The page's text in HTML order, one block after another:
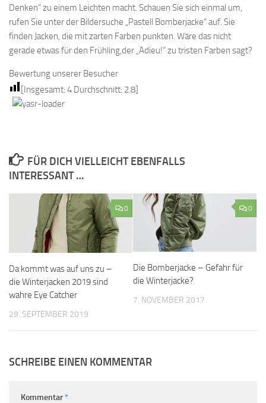
Denken“ zu einem Leichten macht. Schauen Sie sich einmal um,
rufen Sie unter der Bildersuche „Pastell Bomberjacke“ auf. Sie
finden Jacken, die mit zarten Farben punkten. Wäre das nicht
gerade etwas für den Frühling,der „Adieu!“ zu tristen Farben sagt?
Bewertung unserer Besucher
[Insgesamt: 4 Durchschnitt: 2.8
FÜR DICH VIELLEICHT EBENFALLS
INTERESSANT …
0
Da kommt was auf uns zu –
die Winterjacken 2019 sind
wahre Eye Catcher
29. SEPTEMBER 2019
0
Die Bomberjacke – Gefahr für
die Winterjacke?
7. NOVEMBER 2017
SCHREIBE EINEN KOMMENTAR
Kommentar*